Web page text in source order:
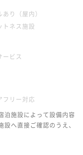
あり（屋内）
トネス施設
ービス
フリー対応
泊施設によって設備内容
へ直接ご確認のうえ、